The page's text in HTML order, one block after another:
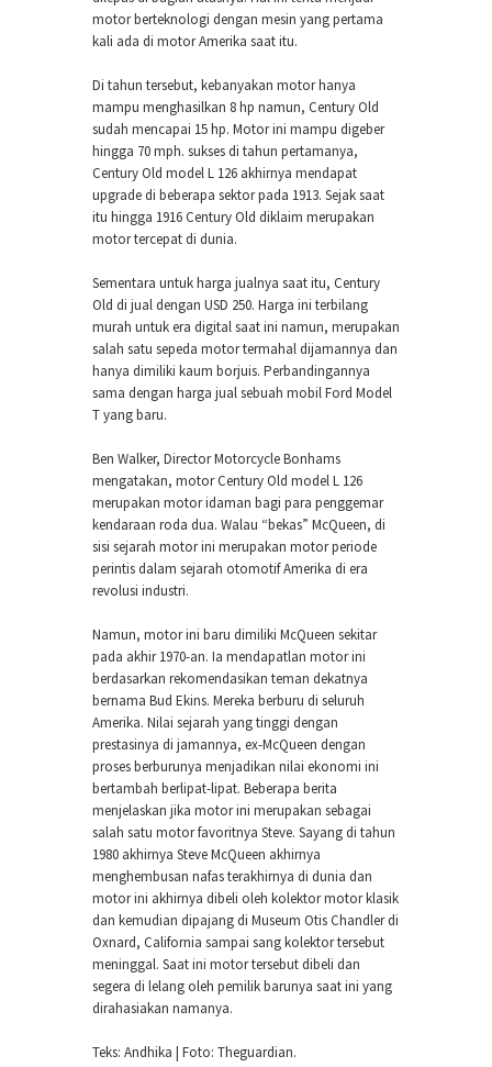
motor berteknologi dengan mesin yang pertama
kali ada di motor Amerika saat itu.
Di tahun tersebut, kebanyakan motor hanya
mampu menghasilkan 8 hp namun, Century Old
sudah mencapai 15 hp. Motor ini mampu digeber
hingga 70 mph. sukses di tahun pertamanya,
Century Old model L 126 akhirnya mendapat
upgrade di beberapa sektor pada 1913. Sejak saat
itu hingga 1916 Century Old diklaim merupakan
motor tercepat di dunia.
Sementara untuk harga jualnya saat itu, Century
Old di jual dengan USD 250. Harga ini terbilang
murah untuk era digital saat ini namun, merupakan
salah satu sepeda motor termahal dijamannya dan
hanya dimiliki kaum borjuis. Perbandingannya
sama dengan harga jual sebuah mobil Ford Model
T yang baru.
Ben Walker, Director Motorcycle Bonhams
mengatakan, motor Century Old model L 126
merupakan motor idaman bagi para penggemar
kendaraan roda dua. Walau “bekas” McQueen, di
sisi sejarah motor ini merupakan motor periode
perintis dalam sejarah otomotif Amerika di era
revolusi industri.
Namun, motor ini baru dimiliki McQueen sekitar
pada akhir 1970-an. Ia mendapatlan motor ini
berdasarkan rekomendasikan teman dekatnya
bernama Bud Ekins. Mereka berburu di seluruh
Amerika. Nilai sejarah yang tinggi dengan
prestasinya di jamannya, ex-McQueen dengan
proses berburunya menjadikan nilai ekonomi ini
bertambah berlipat-lipat. Beberapa berita
menjelaskan jika motor ini merupakan sebagai
salah satu motor favoritnya Steve. Sayang di tahun
1980 akhirnya Steve McQueen akhirnya
menghembusan nafas terakhirnya di dunia dan
motor ini akhirnya dibeli oleh kolektor motor klasik
dan kemudian dipajang di Museum Otis Chandler di
Oxnard, California sampai sang kolektor tersebut
meninggal. Saat ini motor tersebut dibeli dan
segera di lelang oleh pemilik barunya saat ini yang
dirahasiakan namanya.
Teks: Andhika | Foto: Theguardian.